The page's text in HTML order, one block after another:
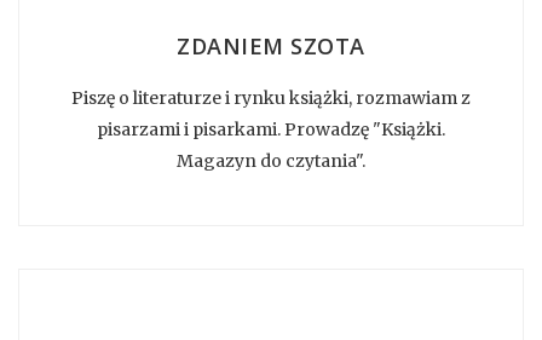
ZDANIEM SZOTA
Piszę o literaturze i rynku książki, rozmawiam z
pisarzami i pisarkami. Prowadzę "Książki.
Magazyn do czytania".